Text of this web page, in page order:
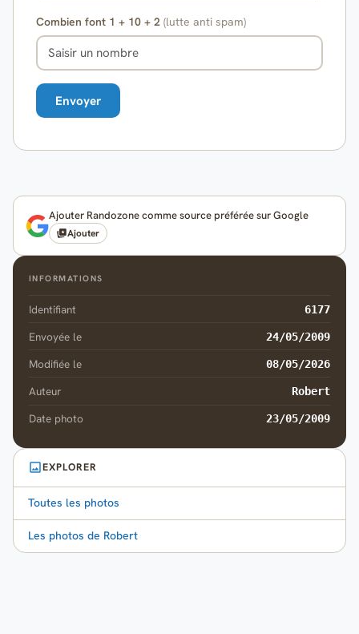
Combien font 1 + 10 + 2 (lutte anti spam)
Ajouter Randozone comme source préférée sur Google
Ajouter
INFORMATIONS
Identifiant 6177
Envoyée le 24/05/2009
Modifiée le 08/05/2026
Auteur Robert
Date photo 23/05/2009
EXPLORER
Toutes les photos
Les photos de Robert